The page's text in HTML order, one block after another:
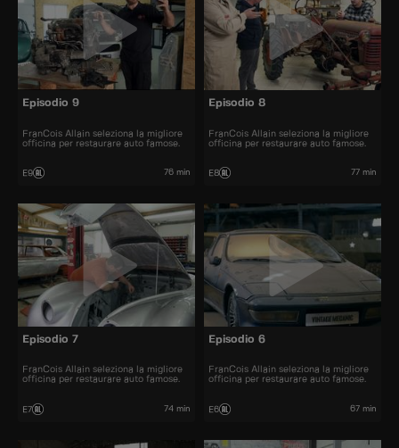
Episodio 9
FranCois Allain seleziona la migliore
officina per restaurare auto famose.
E9 76 min
Episodio 8
FranCois Allain seleziona la migliore
officina per restaurare auto famose.
E8 77 min
Episodio 7
FranCois Allain seleziona la migliore
officina per restaurare auto famose.
E7 74 min
Episodio 6
FranCois Allain seleziona la migliore
officina per restaurare auto famose.
E6 67 min